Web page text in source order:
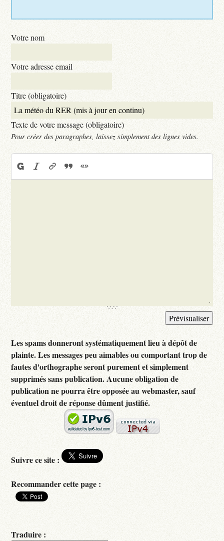
Votre nom
Votre adresse email
Titre (obligatoire)
Texte de votre message (obligatoire)
Pour créer des paragraphes, laissez simplement des lignes vides.
Les spams donneront systématiquement lieu à dépôt de
plainte. Les messages peu aimables ou comportant trop de
fautes d'orthographe seront purement et simplement
supprimés sans publication. Aucune obligation de
publication ne pourra être opposée au webmaster, sauf
éventuel droit de réponse dûment justifié.
Suivre ce site :
Recommander cette page :
Traduire :